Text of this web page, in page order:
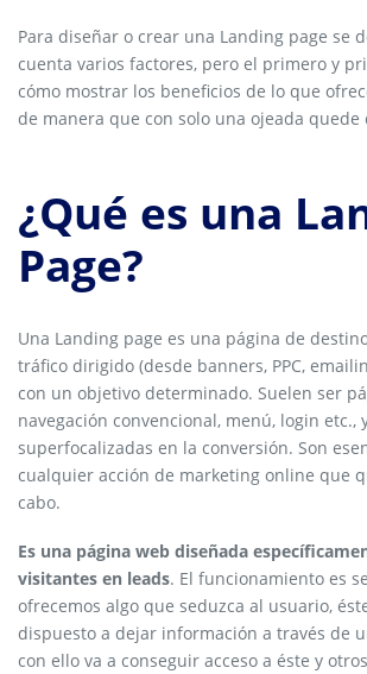
Para diseñar o crear una Landing page se
cuenta varios factores, pero el primero y
cómo mostrar los beneficios de lo que
de manera que con solo una ojeada quede
¿Qué es una
Page?
Una Landing page es una página de
tráfico dirigido (desde banners, PPC,
con un objetivo determinado. Suelen ser
navegación convencional, menú, login etc.,
superfocalizadas en la conversión. Son
cualquier acción de marketing online que
cabo.
Es una página web diseñada
visitantes en leads. El funcionamiento es
ofrecemos algo que seduzca al usuario,
dispuesto a dejar información a través de
con ello va a conseguir acceso a éste y